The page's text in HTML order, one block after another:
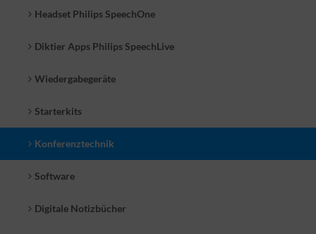
Headset Philips SpeechOne
Diktier Apps Philips SpeechLive
Wiedergabegeräte
Starterkits
Konferenztechnik
Software
Digitale Notizbücher